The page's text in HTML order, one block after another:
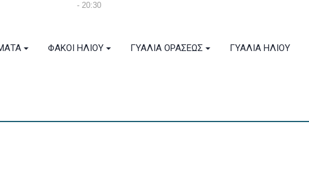
- 20:30
ΦΑΚΟΙ ΗΛΙΟΥ ΓΥΑΛΙΑ ΟΡΑΣΕΩΣ ΓΥΑΛΙΑ ΗΛΙΟΥ